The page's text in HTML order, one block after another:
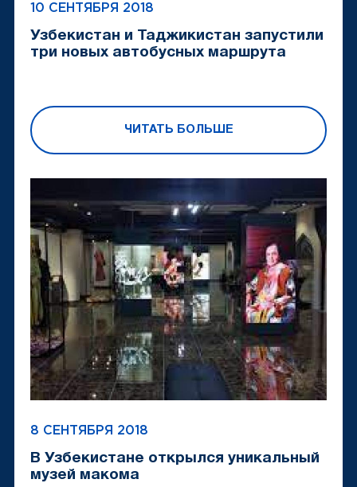
10 СЕНТЯБРЯ 2018
Узбекистан и Таджикистан запустили
три новых автобусных маршрута
ЧИТАТЬ БОЛЬШЕ
8 СЕНТЯБРЯ 2018
В Узбекистане открылся уникальный
музей макома